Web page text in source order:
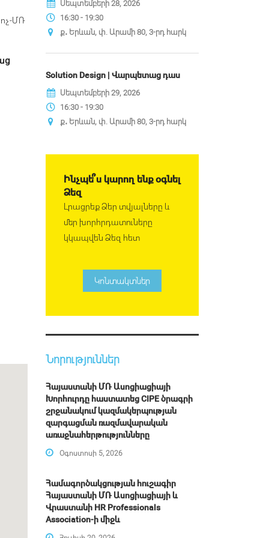
ՄՌ
Սեպտեմբերի 28, 2026
16:30 - 19:30
ք․ Երևան, փ. Արամի 80, 3-րդ հարկ
Solution Design | Վարպետաց դաս
Սեպտեմբերի 29, 2026
16:30 - 19:30
ք․ Երևան, փ. Արամի 80, 3-րդ հարկ
Ինչպե՞ս կարող ենք օգնել
Ձեզ
Լրացրեք Ձեր տվյալները և
մեր խորհրդատուները
կկապվեն Ձեզ հետ
Կոնտակտներ
Նորություններ
Հայաստանի ՄՌ Ասոցիացիայի
Խորհուրդը հաստատեց CIPE ծրագրի
շրջանակում կազմակերպության
զարգացման ռազմավարական
առաջնահերթությունները
Օգոստոսի 5, 2026
Համագործակցության հուշագիր
Հայաստանի ՄՌ Ասոցիացիայի և
Վրաստանի HR Professionals
Association-ի միջև